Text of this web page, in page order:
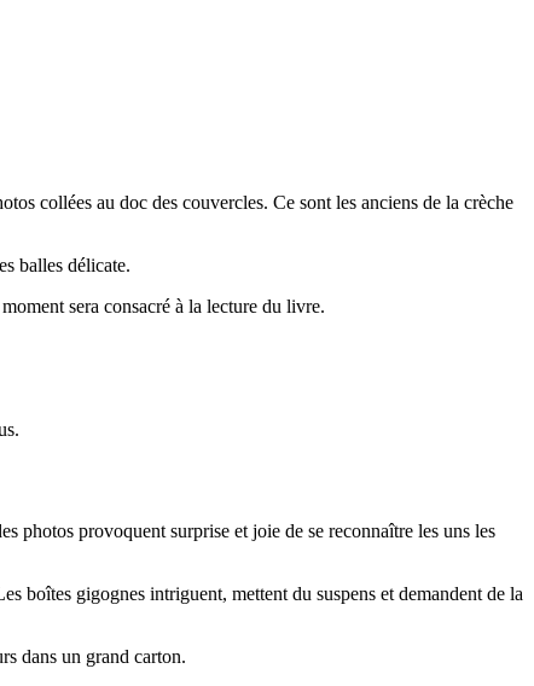
collées au doc des couvercles. Ce sont les anciens de la crèche
balles délicate.
sera consacré à la lecture du livre.
photos provoquent surprise et joie de se reconnaître les uns les
boîtes gigognes intriguent, mettent du suspens et demandent de la
dans un grand carton.